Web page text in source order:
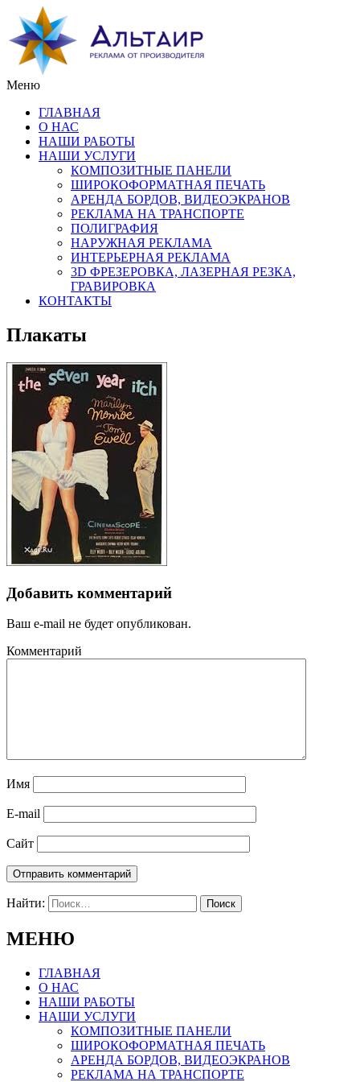
Меню
ГЛАВНАЯ
О НАС
НАШИ РАБОТЫ
НАШИ УСЛУГИ
КОМПОЗИТНЫЕ ПАНЕЛИ
ШИРОКОФОРМАТНАЯ ПЕЧАТЬ
АРЕНДА БОРДОВ, ВИДЕОЭКРАНОВ
РЕКЛАМА НА ТРАНСПОРТЕ
ПОЛИГРАФИЯ
НАРУЖНАЯ РЕКЛАМА
ИНТЕРЬЕРНАЯ РЕКЛАМА
3D ФРЕЗЕРОВКА, ЛАЗЕРНАЯ РЕЗКА,
ГРАВИРОВКА
КОНТАКТЫ
Плакаты
Добавить комментарий
Ваш e-mail не будет опубликован.
Комментарий
Имя
E-mail
Сайт
Найти:
МЕНЮ
ГЛАВНАЯ
О НАС
НАШИ РАБОТЫ
НАШИ УСЛУГИ
КОМПОЗИТНЫЕ ПАНЕЛИ
ШИРОКОФОРМАТНАЯ ПЕЧАТЬ
АРЕНДА БОРДОВ, ВИДЕОЭКРАНОВ
РЕКЛАМА НА ТРАНСПОРТЕ